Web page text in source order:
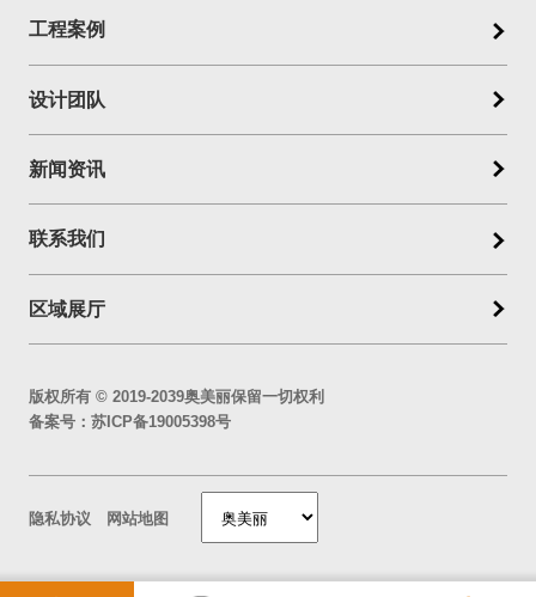
工程案例
设计团队
新闻资讯
联系我们
区域展厅
版权所有 © 2019-2039奥美丽保留一切权利
备案号： 苏ICP备19005398号
隐私协议 网站地图